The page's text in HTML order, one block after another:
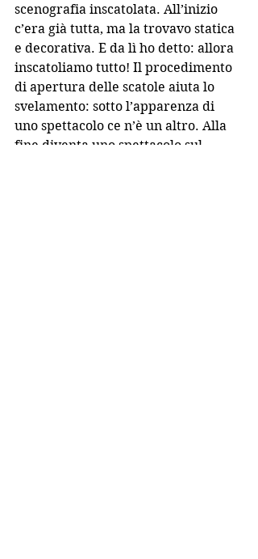
scenografia inscatolata. All’inizio
c’era già tutta, ma la trovavo statica
e decorativa. E da lì ho detto: allora
inscatoliamo tutto! Il procedimento
di apertura delle scatole aiuta lo
svelamento: sotto l’apparenza di
uno spettacolo ce n’è un altro. Alla
fine diventa uno spettacolo sul